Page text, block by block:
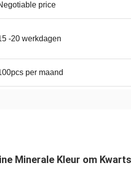
price
-20 werkdagen
per maand
Minerale Kleur om